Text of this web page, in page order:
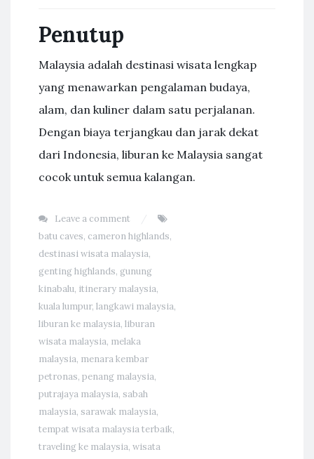
Penutup
Malaysia adalah destinasi wisata lengkap
yang menawarkan pengalaman budaya,
alam, dan kuliner dalam satu perjalanan.
Dengan biaya terjangkau dan jarak dekat
dari Indonesia, liburan ke Malaysia sangat
cocok untuk semua kalangan.
Leave a comment
batu caves, cameron highlands,
destinasi wisata malaysia,
genting highlands, gunung
kinabalu, itinerary malaysia,
kuala lumpur, langkawi malaysia,
liburan ke malaysia, liburan
wisata malaysia, melaka
malaysia, menara kembar
petronas, penang malaysia,
putrajaya malaysia, sabah
malaysia, sarawak malaysia,
tempat wisata malaysia terbaik,
traveling ke malaysia, wisata